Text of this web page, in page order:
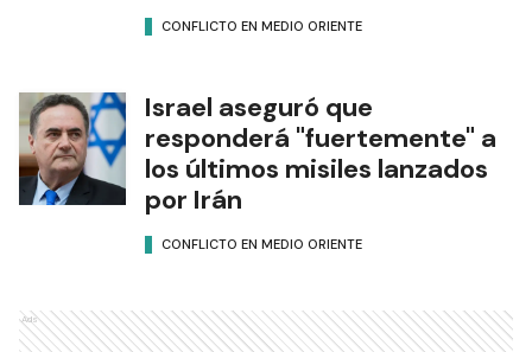
CONFLICTO EN MEDIO ORIENTE
Israel aseguró que
responderá "fuertemente" a
los últimos misiles lanzados
por Irán
CONFLICTO EN MEDIO ORIENTE
Ads